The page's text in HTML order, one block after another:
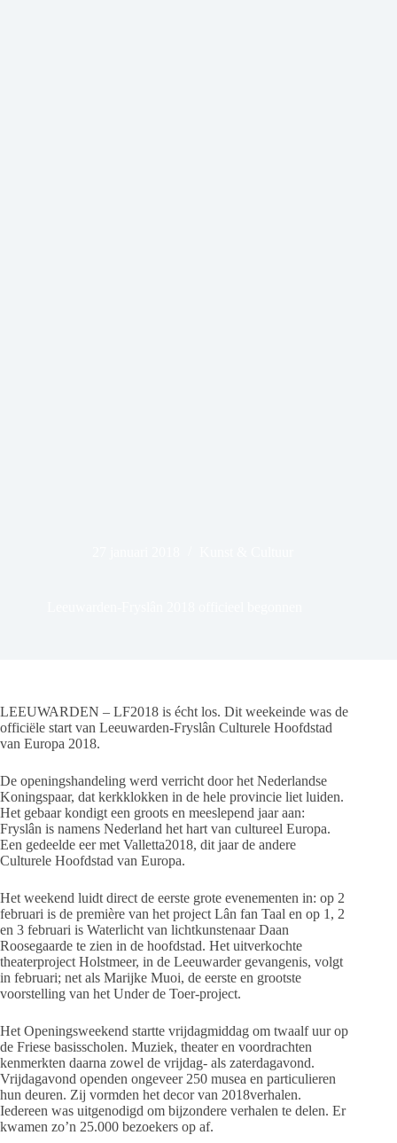
LEEUWARDEN – LF2018 is écht los. Dit weekeinde was de
officiële start van Leeuwarden-Fryslân Culturele Hoofdstad
van Europa 2018.
De openingshandeling werd verricht door het Nederlandse
Koningspaar, dat kerkklokken in de hele provincie liet luiden.
Het gebaar kondigt een groots en meeslepend jaar aan:
Fryslân is namens Nederland het hart van cultureel Europa.
Een gedeelde eer met Valletta2018, dit jaar de andere
Culturele Hoofdstad van Europa.
Het weekend luidt direct de eerste grote evenementen in: op 2
februari is de première van het project Lân fan Taal en op 1, 2
en 3 februari is Waterlicht van lichtkunstenaar Daan
Roosegaarde te zien in de hoofdstad. Het uitverkochte
theaterproject Holstmeer, in de Leeuwarder gevangenis, volgt
in februari; net als Marijke Muoi, de eerste en grootste
voorstelling van het Under de Toer-project.
Het Openingsweekend startte vrijdagmiddag om twaalf uur op
de Friese basisscholen. Muziek, theater en voordrachten
kenmerkten daarna zowel de vrijdag- als zaterdagavond.
Vrijdagavond openden ongeveer 250 musea en particulieren
hun deuren. Zij vormden het decor van 2018verhalen.
Iedereen was uitgenodigd om bijzondere verhalen te delen. Er
kwamen zo’n 25.000 bezoekers op af.